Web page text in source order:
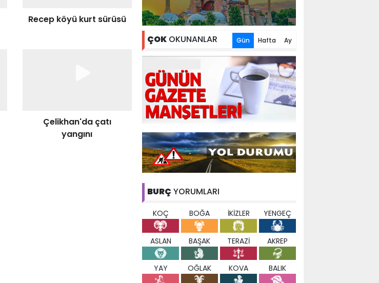
Recep köyü kurt sürüsü
Çelikhan'da çatı
yangını
ÇOK OKUNANLAR Gün Hafta Ay
BURÇ YORUMLARI
KOÇ BOĞA İKİZLER YENGEÇ
ASLAN BAŞAK TERAZİ AKREP
YAY OĞLAK KOVA BALIK